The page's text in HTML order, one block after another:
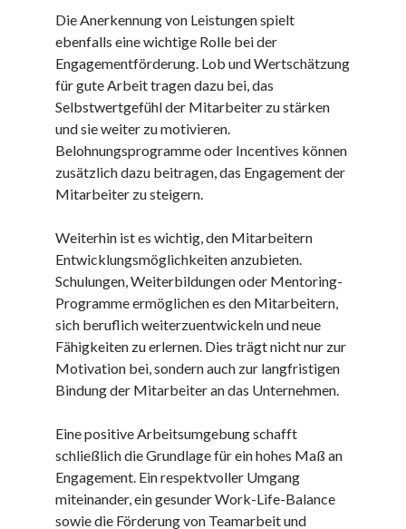
ferienwohnungen
fewo
firmenumzug
grundschule
gymnasium
hause
kultur
nordsee
nordsee urlaub
ostsee
ostsee urlaub
privatumzug
rollstuhlgerechte ferienwohnung
sportunterricht
türmaße
typo3
umzugskartons
Uncategorized
Die Anerkennung von Leistungen spielt
ebenfalls eine wichtige Rolle bei der
Engagementförderung. Lob und Wertschätzung
für gute Arbeit tragen dazu bei, das
Selbstwertgefühl der Mitarbeiter zu stärken
und sie weiter zu motivieren.
Belohnungsprogramme oder Incentives können
zusätzlich dazu beitragen, das Engagement der
Mitarbeiter zu steigern.
Weiterhin ist es wichtig, den Mitarbeitern
Entwicklungsmöglichkeiten anzubieten.
Schulungen, Weiterbildungen oder Mentoring-
Programme ermöglichen es den Mitarbeitern,
sich beruflich weiterzuentwickeln und neue
Fähigkeiten zu erlernen. Dies trägt nicht nur zur
Motivation bei, sondern auch zur langfristigen
Bindung der Mitarbeiter an das Unternehmen.
Eine positive Arbeitsumgebung schafft
schließlich die Grundlage für ein hohes Maß an
Engagement. Ein respektvoller Umgang
miteinander, ein gesunder Work-Life-Balance
sowie die Förderung von Teamarbeit und